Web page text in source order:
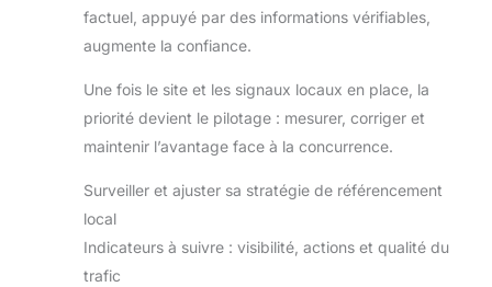
factuel, appuyé par des informations vérifiables,
augmente la confiance.
Une fois le site et les signaux locaux en place, la
priorité devient le pilotage : mesurer, corriger et
maintenir l’avantage face à la concurrence.
Surveiller et ajuster sa stratégie de référencement
local
Indicateurs à suivre : visibilité, actions et qualité du
trafic